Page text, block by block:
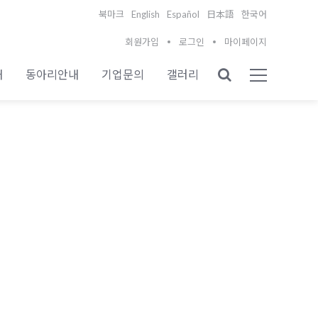
북마크 English Español 日本語 한국어
회원가입 로그인 마이페이지
동아리안내 기업문의 갤러리